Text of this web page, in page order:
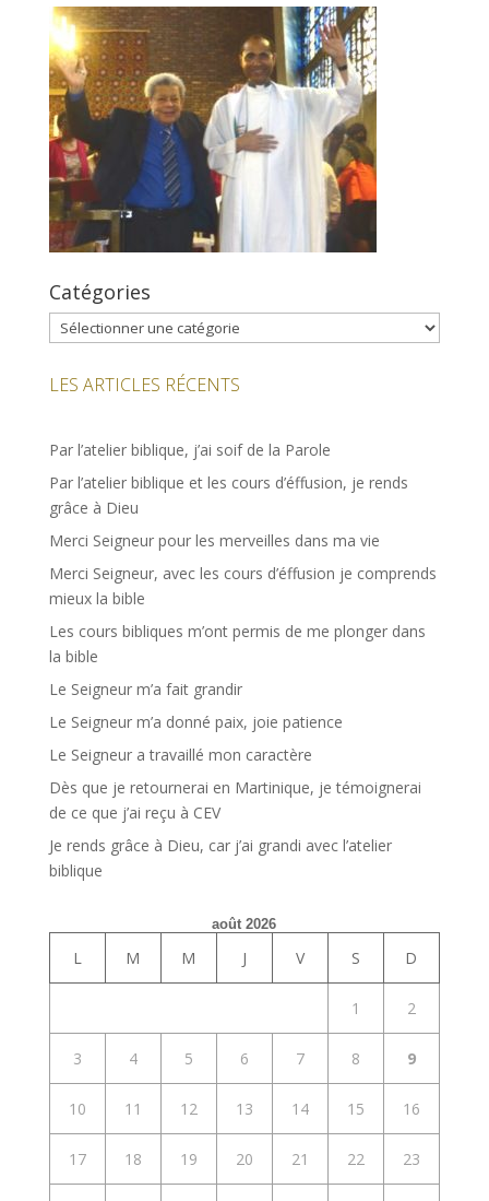
Catégories
Catégories
LES ARTICLES RÉCENTS
Par l’atelier biblique, j’ai soif de la Parole
Par l’atelier biblique et les cours d’éffusion, je rends
grâce à Dieu
Merci Seigneur pour les merveilles dans ma vie
Merci Seigneur, avec les cours d’éffusion je comprends
mieux la bible
Les cours bibliques m’ont permis de me plonger dans
la bible
Le Seigneur m’a fait grandir
Le Seigneur m’a donné paix, joie patience
Le Seigneur a travaillé mon caractère
Dès que je retournerai en Martinique, je témoignerai
de ce que j’ai reçu à CEV
Je rends grâce à Dieu, car j’ai grandi avec l’atelier
biblique
août 2026
L M M J V S D
1 2
3 4 5 6 7 8 9
10 11 12 13 14 15 16
17 18 19 20 21 22 23